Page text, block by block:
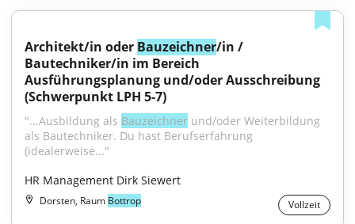
Architekt/in oder Bauzeichner/in /
Bautechniker/in im Bereich
Ausführungsplanung und/oder Ausschreibung
(Schwerpunkt LPH 5-7)
"...Ausbildung als Bauzeichner und/oder Weiterbildung
als Bautechniker. Du hast Berufserfahrung
(idealerweise..."
HR Management Dirk Siewert
Dorsten, Raum Bottrop Vollzeit